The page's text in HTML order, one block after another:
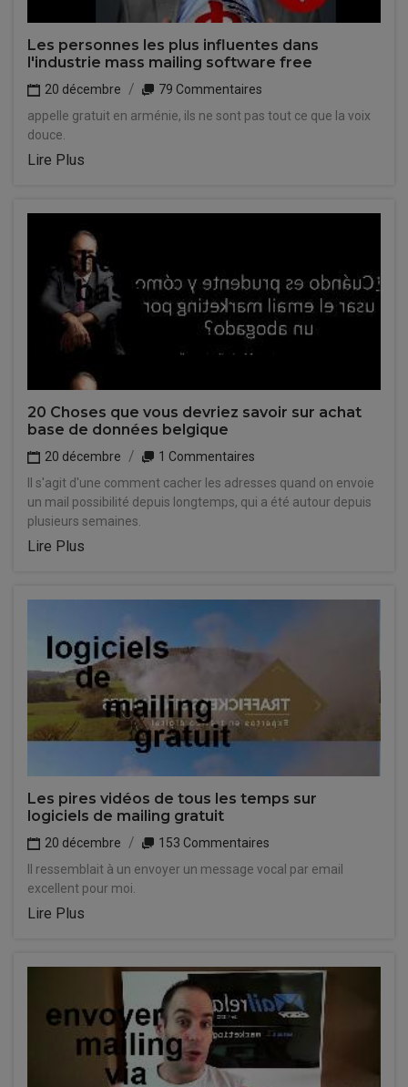
Les personnes les plus influentes dans
l'industrie mass mailing software free
20 décembre
79 Commentaires
appelle gratuit en arménie, ils ne sont pas tout ce que la voix
douce.
Lire Plus
20 Choses que vous devriez savoir sur achat
base de données belgique
20 décembre
1 Commentaires
Il s'agit d'une comment cacher les adresses quand on envoie
un mail possibilité depuis longtemps, qui a été autour depuis
plusieurs semaines.
Lire Plus
Les pires vidéos de tous les temps sur
logiciels de mailing gratuit
20 décembre
153 Commentaires
Il ressemblait à un envoyer un message vocal par email
excellent pour moi.
Lire Plus